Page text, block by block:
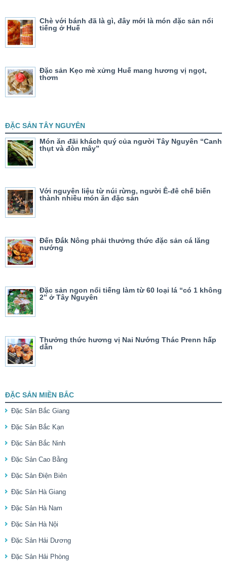
Chè với bánh đã là gì, đây mới là món đặc sản nổi
tiếng ở Huế
Đặc sản Kẹo mè xửng Huế mang hương vị ngọt,
thơm
ĐẶC SẢN TÂY NGUYÊN
Món ăn đãi khách quý của người Tây Nguyên “Canh
thụt và đòn mây”
Với nguyên liệu từ núi rừng, người Ê-đê chế biến
thành nhiều món ăn đặc sản
Đến Đắk Nông phải thưởng thức đặc sản cá lăng
nướng
Đặc sản ngon nổi tiếng làm từ 60 loại lá “có 1 không
2” ở Tây Nguyên
Thưởng thức hương vị Nai Nướng Thác Prenn hấp
dẫn
ĐẶC SẢN MIỀN BẮC
Đặc Sản Bắc Giang
Đặc Sản Bắc Kạn
Đặc Sản Bắc Ninh
Đặc Sản Cao Bằng
Đặc Sản Điện Biên
Đặc Sản Hà Giang
Đặc Sản Hà Nam
Đặc Sản Hà Nội
Đặc Sản Hải Dương
Đặc Sản Hải Phòng